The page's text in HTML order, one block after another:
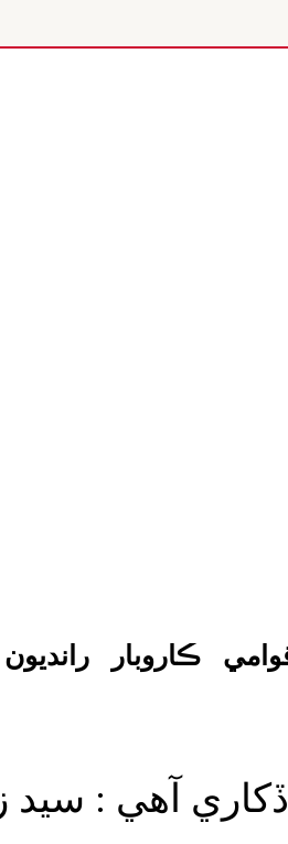
ڪاروبار رانديون
آهي : سيد